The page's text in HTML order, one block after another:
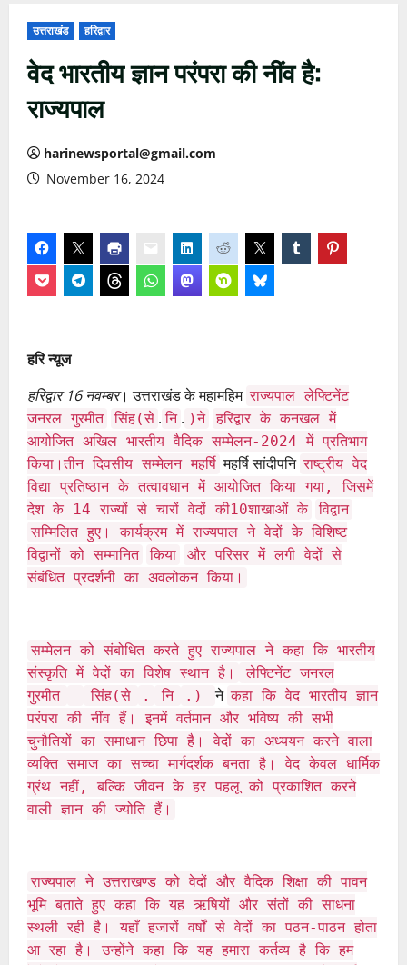
उत्तराखंड हरिद्वार
वेद भारतीय ज्ञान परंपरा की नींव है:
राज्यपाल
harinewsportal@gmail.com
November 16, 2024
हरि न्यूज
हरिद्वार 16 नवम्बर। उत्तराखंड के महामहिम राज्यपाल लेफ्टिनेंट
जनरल गुरमीत
सिंह(से . नि . )ने
हरिद्वार के कनखल में
आयोजित अखिल भारतीय वैदिक सम्मेलन-2024 में प्रतिभाग
किया।तीन दिवसीय सम्मेलन महर्षि महर्षि सांदीपनि राष्ट्रीय वेद
विद्या प्रतिष्ठान के तत्वावधान में आयोजित किया गया, जिसमें
देश के 14 राज्यों से चारों वेदों की10शाखाओं के
विद्वान
सम्मिलित हुए। कार्यक्रम में राज्यपाल ने वेदों के विशिष्ट
विद्वानों को सम्मानित
किया
और परिसर में लगी वेदों से
संबंधित प्रदर्शनी का अवलोकन किया।
सम्मेलन को संबोधित करते हुए राज्यपाल ने कहा कि भारतीय
संस्कृति में वेदों का विशेष स्थान है।
लेफ्टिनेंट जनरल
गुरमीत
सिंह(से . नि .) ने कहा कि वेद भारतीय ज्ञान
परंपरा की नींव हैं। इनमें वर्तमान और भविष्य की सभी
चुनौतियों का समाधान छिपा है। वेदों का अध्ययन करने वाला
व्यक्ति समाज का सच्चा मार्गदर्शक बनता है। वेद केवल धार्मिक
ग्रंथ नहीं, बल्कि जीवन के हर पहलू को प्रकाशित करने
वाली ज्ञान की ज्योति हैं।
राज्यपाल ने उत्तराखण्ड को वेदों और वैदिक शिक्षा की पावन
भूमि बताते हुए कहा कि यह ऋषियों और संतों की साधना
स्थली रही है। यहाँ हजारों वर्षों से वेदों का पठन-पाठन होता
आ रहा है। उन्होंने कहा कि यह हमारा कर्तव्य है कि हम